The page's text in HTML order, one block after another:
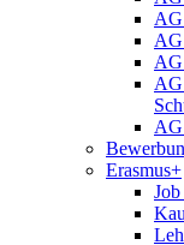
AG
Erasmus+